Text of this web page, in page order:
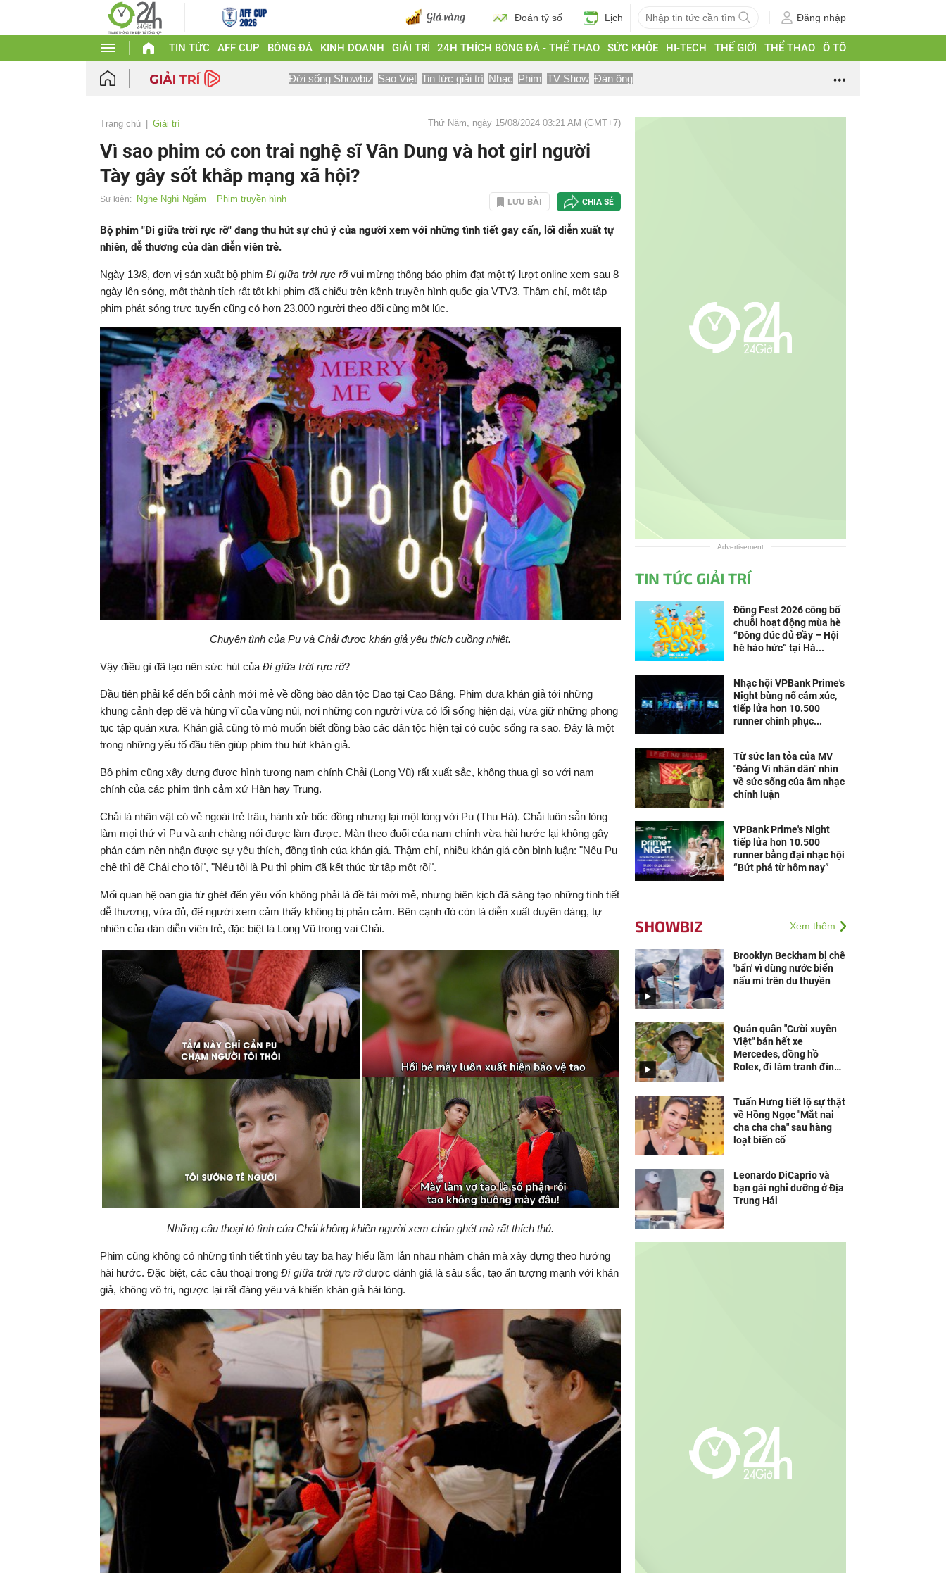
Đoán tỷ số Lịch Đăng nhập
TIN TỨC AFF CUP BÓNG ĐÁ KINH DOANH GIẢI TRÍ 24H THÍCH BÓNG ĐÁ - THỂ THAO SỨC KHỎE HI-TECH THẾ GIỚI THỂ THAO Ô TÔ
Đời sống Showbiz Sao Việt Tin tức giải trí Nhạc Phim TV Show Đàn ông
Trang chủ Giải trí Thứ Năm, ngày 15/08/2024 03:21 AM (GMT+7)
Vì sao phim có con trai nghệ sĩ Vân Dung và hot girl người
Tày gây sốt khắp mạng xã hội?
Sự kiện: Nghe Nghĩ Ngẫm Phim truyền hình LƯU BÀI CHIA SẺ
Bộ phim "Đi giữa trời rực rỡ" đang thu hút sự chú ý của người xem với những tình tiết gay cấn, lối diễn xuất tự
nhiên, dễ thương của dàn diễn viên trẻ.
Ngày 13/8, đơn vị sản xuất bộ phim Đi giữa trời rực rỡvui mừng thông báo phim đạt một tỷ lượt online xem sau 8
ngày lên sóng, một thành tích rất tốt khi phim đã chiếu trên kênh truyền hình quốc gia VTV3. Thậm chí, một tập
phim phát sóng trực tuyến cũng có hơn 23.000 người theo dõi cùng một lúc.
Chuyện tình của Pu và Chải được khán giả yêu thích cuồng nhiệt.
Vậy điều gì đã tạo nên sức hút củaĐi giữa trời rực rỡ?
Đầu tiên phải kể đến bối cảnh mới mẻ về đồng bào dân tộc Dao tại Cao Bằng. Phim đưa khán giả tới những
khung cảnh đẹp đẽ và hùng vĩ của vùng núi, nơi những con người vừa có lối sống hiện đại, vừa giữ những phong
tục tập quán xưa. Khán giả cũng tò mò muốn biết đồng bào các dân tộc hiện tại có cuộc sống ra sao. Đây là một
trong những yếu tố đầu tiên giúp phim thu hút khán giả.
Bộ phim cũng xây dựng được hình tượng nam chính Chải (Long Vũ) rất xuất sắc, không thua gì so với nam
chính của các phim tình cảm xứ Hàn hay Trung.
Chải là nhân vật có vẻ ngoài trẻ trâu, hành xử bốc đồng nhưng lại một lòng với Pu (Thu Hà). Chải luôn sẵn lòng
làm mọi thứ vì Pu và anh chàng nói được làm được. Màn theo đuổi của nam chính vừa hài hước lại không gây
phản cảm nên nhận được sự yêu thích, đồng tình của khán giả. Thậm chí, nhiều khán giả còn bình luận: "Nếu Pu
chê thì để Chải cho tôi", "Nếu tôi là Pu thì phim đã kết thúc từ tập một rồi".
Mối quan hệ oan gia từ ghét đến yêu vốn không phải là đề tài mới mẻ, nhưng biên kịch đã sáng tạo những tình tiết
dễ thương, vừa đủ, để người xem cảm thấy không bị phản cảm. Bên cạnh đó còn là diễn xuất duyên dáng, tự
nhiên của dàn diễn viên trẻ, đặc biệt là Long Vũ trong vai Chải.
Những câu thoại tỏ tình của Chải không khiến người xem chán ghét mà rất thích thú.
Phim cũng không có những tình tiết tình yêu tay ba hay hiểu lầm lẫn nhau nhàm chán mà xây dựng theo hướng
hài hước. Đặc biệt, các câu thoại trong Đi giữa trời rực rỡđược đánh giá là sâu sắc, tạo ấn tượng mạnh với khán
giả, không vô tri, ngược lại rất đáng yêu và khiến khán giả hài lòng.
Advertisement
TIN TỨC GIẢI TRÍ
Đông Fest 2026 công bố
chuỗi hoạt động mùa hè
“Đông đúc đủ Đầy – Hội
hè háo hức” tại Hà...
Nhạc hội VPBank Prime's
Night bùng nổ cảm xúc,
tiếp lửa hơn 10.500
runner chinh phục...
Từ sức lan tỏa của MV
"Đảng Vì nhân dân" nhìn
về sức sống của âm nhạc
chính luận
VPBank Prime's Night
tiếp lửa hơn 10.500
runner bằng đại nhạc hội
“Bứt phá từ hôm nay”
SHOWBIZ Xem thêm
Brooklyn Beckham bị chê
'bẩn' vì dùng nước biển
nấu mì trên du thuyền
Quán quân "Cười xuyên
Việt" bán hết xe
Mercedes, đồng hồ
Rolex, đi làm tranh đính
Tuấn Hưng tiết lộ sự thật
về Hồng Ngọc "Mắt nai
cha cha cha" sau hàng
loạt biến cố
Leonardo DiCaprio và
bạn gái nghỉ dưỡng ở Địa
Trung Hải